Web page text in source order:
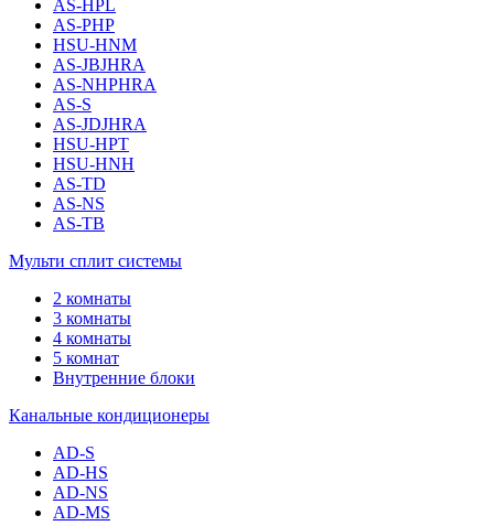
AS-HPL
AS-PHP
HSU-HNM
AS-JBJHRA
AS-NHPHRA
AS-S
AS-JDJHRA
HSU-HPT
HSU-HNH
AS-TD
AS-NS
AS-TB
Мульти сплит системы
2 комнаты
3 комнаты
4 комнаты
5 комнат
Внутренние блоки
Канальные кондиционеры
AD-S
AD-HS
AD-NS
AD-MS